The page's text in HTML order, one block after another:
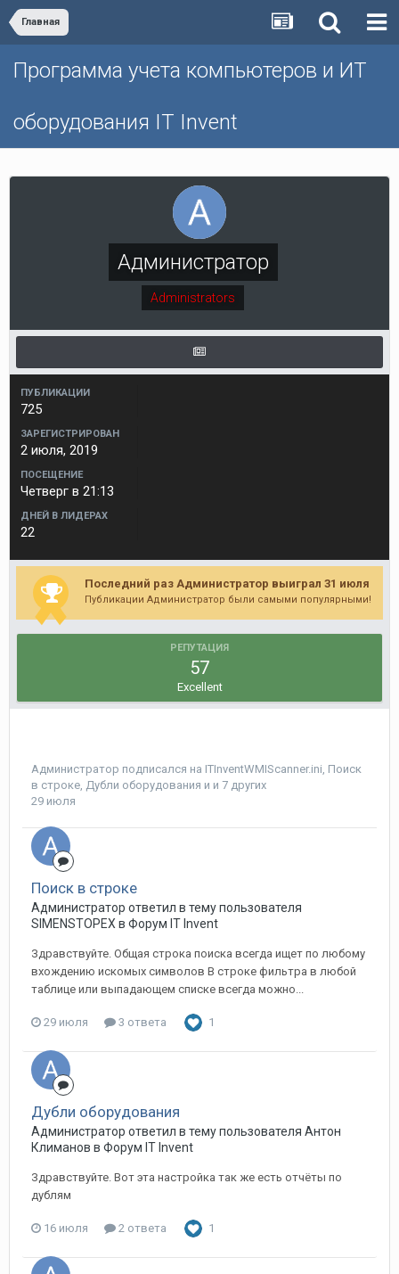
Главная
Программа учета компьютеров и ИТ
оборудования IT Invent
Администратор
Administrators
ПУБЛИКАЦИИ
725
ЗАРЕГИСТРИРОВАН
2 июля, 2019
ПОСЕЩЕНИЕ
Четверг в 21:13
ДНЕЙ В ЛИДЕРАХ
22
Последний раз Администратор выиграл 31 июля
Публикации Администратор были самыми популярными!
РЕПУТАЦИЯ
57
Excellent
Администратор подписался на ITInventWMIScanner.ini, Поиск
в строке, Дубли оборудования и и 7 других
29 июля
Поиск в строке
Администратор ответил в тему пользователя
SIMENSTOPEX в Форум IT Invent
Здравствуйте. Общая строка поиска всегда ищет по любому
вхождению искомых символов В строке фильтра в любой
таблице или выпадающем списке всегда можно...
29 июля 3 ответа 1
Дубли оборудования
Администратор ответил в тему пользователя Антон
Климанов в Форум IT Invent
Здравствуйте. Вот эта настройка так же есть отчёты по
дублям
16 июля 2 ответа 1